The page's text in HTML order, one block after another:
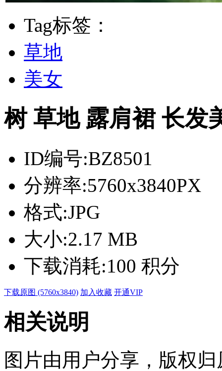
Tag标签：
草地
美女
树 草地 露肩裙 长发
ID编号:BZ8501
分辨率:5760x3840PX
格式:JPG
大小:2.17 MB
下载消耗:100 积分
下载原图 (5760x3840) 加入收藏 开通VIP
相关说明
图片由用户分享，版权